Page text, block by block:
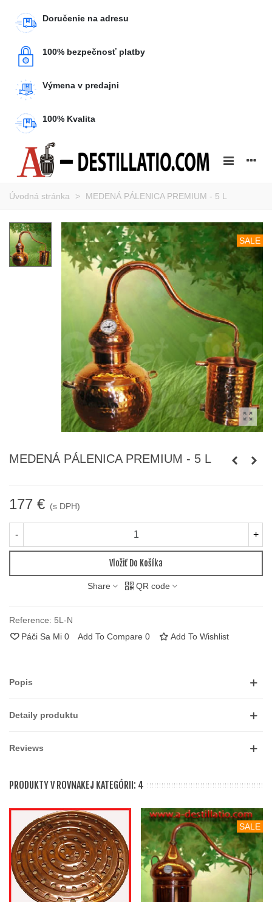
Doručenie na adresu
100% bezpečnosť platby
Výmena v predajni
100% Kvalita
Úvodná stránka > MEDENÁ PÁLENICA PREMIUM - 5 L
SALE
MEDENÁ PÁLENICA PREMIUM - 5 L
177 € (s DPH)
- +
Vložiť Do Košíka
Share QR code
Reference: 5L-N
Páči Sa Mi 0 Add To Compare 0 Add To Wishlist
Popis
Detaily produktu
Reviews
PRODUKTY V ROVNAKEJ KATEGÓRII: 4
SALE